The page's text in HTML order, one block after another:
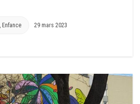
Enfance 29 mars 2023